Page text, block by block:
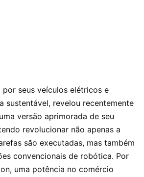
por seus veículos elétricos e
sustentável, revelou recentemente
uma versão aprimorada de seu
revolucionar não apenas a
são executadas, mas também
convencionais de robótica. Por
uma potência no comércio